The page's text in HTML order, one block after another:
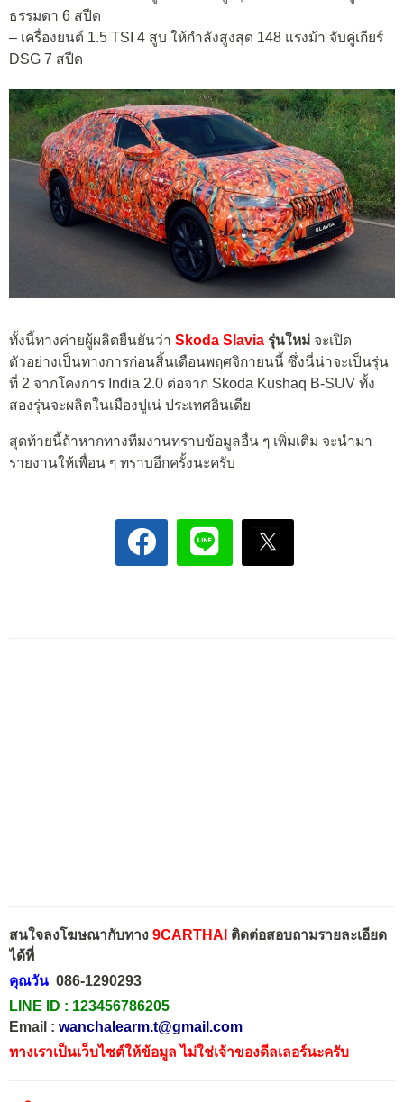
ธรรมดา 6 สปีด
– เครื่องยนต์ 1.5 TSI 4 สูบ ให้กำลังสูงสุด 148 แรงม้า จับคู่เกียร์
DSG 7 สปีด
ทั้งนี้ทางค่ายผู้ผลิตยืนยันว่า Skoda Slavia รุ่นใหม่ จะเปิด
ตัวอย่างเป็นทางการก่อนสิ้นเดือนพฤศจิกายนนี้ ซึ่งนี่น่าจะเป็นรุ่น
ที่ 2 จากโคงการ India 2.0 ต่อจาก Skoda Kushaq B-SUV ทั้ง
สองรุ่นจะผลิตในเมืองปูเน่ ประเทศอินเดีย
สุดท้ายนี้ถ้าหากทางทีมงานทราบข้อมูลอื่น ๆ เพิ่มเติม จะนำมา
รายงานให้เพื่อน ๆ ทราบอีกครั้งนะครับ
สนใจลงโฆษณากับทาง 9CARTHAI ติดต่อสอบถามรายละเอียด
ได้ที่
คุณวัน 086-1290293
LINE ID : 123456786205
Email : wanchalearm.t@gmail.com
ทางเราเป็นเว็บไซต์ให้ข้อมูล ไม่ใช่เจ้าของดีลเลอร์นะครับ